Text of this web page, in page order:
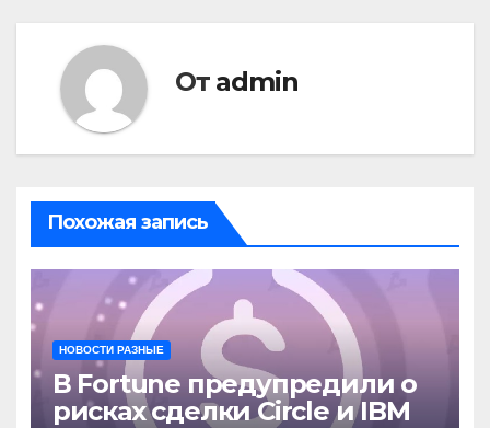
От admin
Похожая запись
НОВОСТИ РАЗНЫЕ
В Fortune предупредили о
рисках сделки Circle и IBM